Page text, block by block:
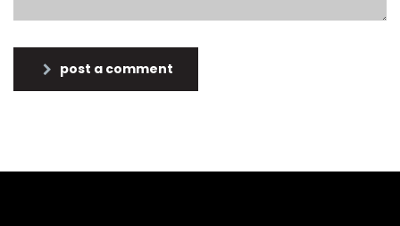
post a comment